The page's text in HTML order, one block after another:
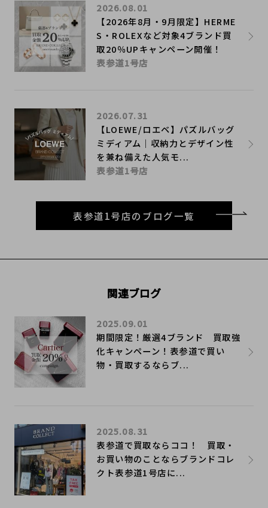
【2026年8月・9月限定】HERME
S・ROLEXなど対象4ブランド買
取20％UPキャンペーン開催！
2026.08.01
表参道1号店
【LOEWE/ロエベ】パズルバッグ
ミディアム｜収納力とデザイン性
を兼ね備えた人気モ...
2026.07.31
表参道1号店
表参道1号店のブログ一覧
関連ブログ
期間限定！厳選4ブランド 買取強
化キャンペーン！表参道で買い
物・買取するならブ...
2025.09.01
表参道で買取ならココ！ 買取・
お買い物のことならブランドコレ
クト表参道1号店に...
2025.08.31